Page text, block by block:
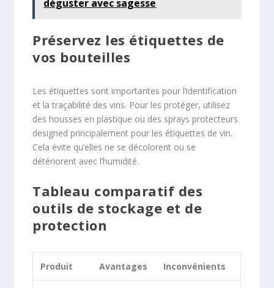
déguster avec sagesse
Préservez les étiquettes de
vos bouteilles
Les étiquettes sont importantes pour l’identification
et la traçabilité des vins. Pour les protéger, utilisez
des housses en plastique ou des sprays protecteurs
designed principalement pour les étiquettes de vin.
Cela évite qu’elles ne se décolorent ou se
détériorent avec l’humidité.
Tableau comparatif des
outils de stockage et de
protection
Produit Avantages Inconvénients